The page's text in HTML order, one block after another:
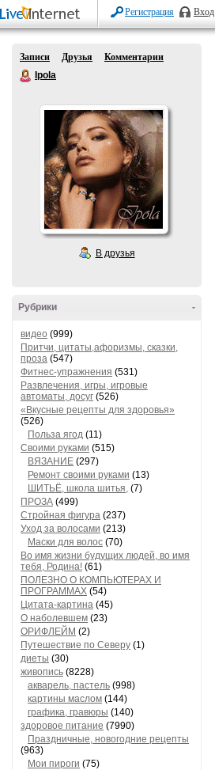
Регистрация Вход
Записи Друзья
Комментарии
Ipola
В друзья
-
Рубрики
видео (999)
Притчи, цитаты,афоризмы, сказки,
проза (547)
Фитнес-упражнения (531)
Развлечения, игры, игровые
автоматы, досуг (526)
«Вкусные рецепты для здоровья»
(526)
Польза ягод (11)
Своими руками (515)
ВЯЗАНИЕ (297)
Ремонт своими руками (13)
ШИТЬЁ, школа шитья, (7)
ПРОЗА (499)
Стройная фигура (237)
Уход за волосами (213)
Маски для волос (70)
Во имя жизни будущих людей, во имя
тебя, Родина! (61)
ПОЛЕЗНО О КОМПЬЮТЕРАХ И
ПРОГРАММАХ (54)
Цитата-картина (45)
О наболевшем (23)
ОРИФЛЕЙМ (2)
Путешествие по Северу (1)
диеты (30)
живопись (8228)
акварель, пастель (998)
картины маслом (144)
графика, гравюры (140)
здоровое питание (7990)
Праздничные, новогодние рецепты
(963)
Мои пироги (75)